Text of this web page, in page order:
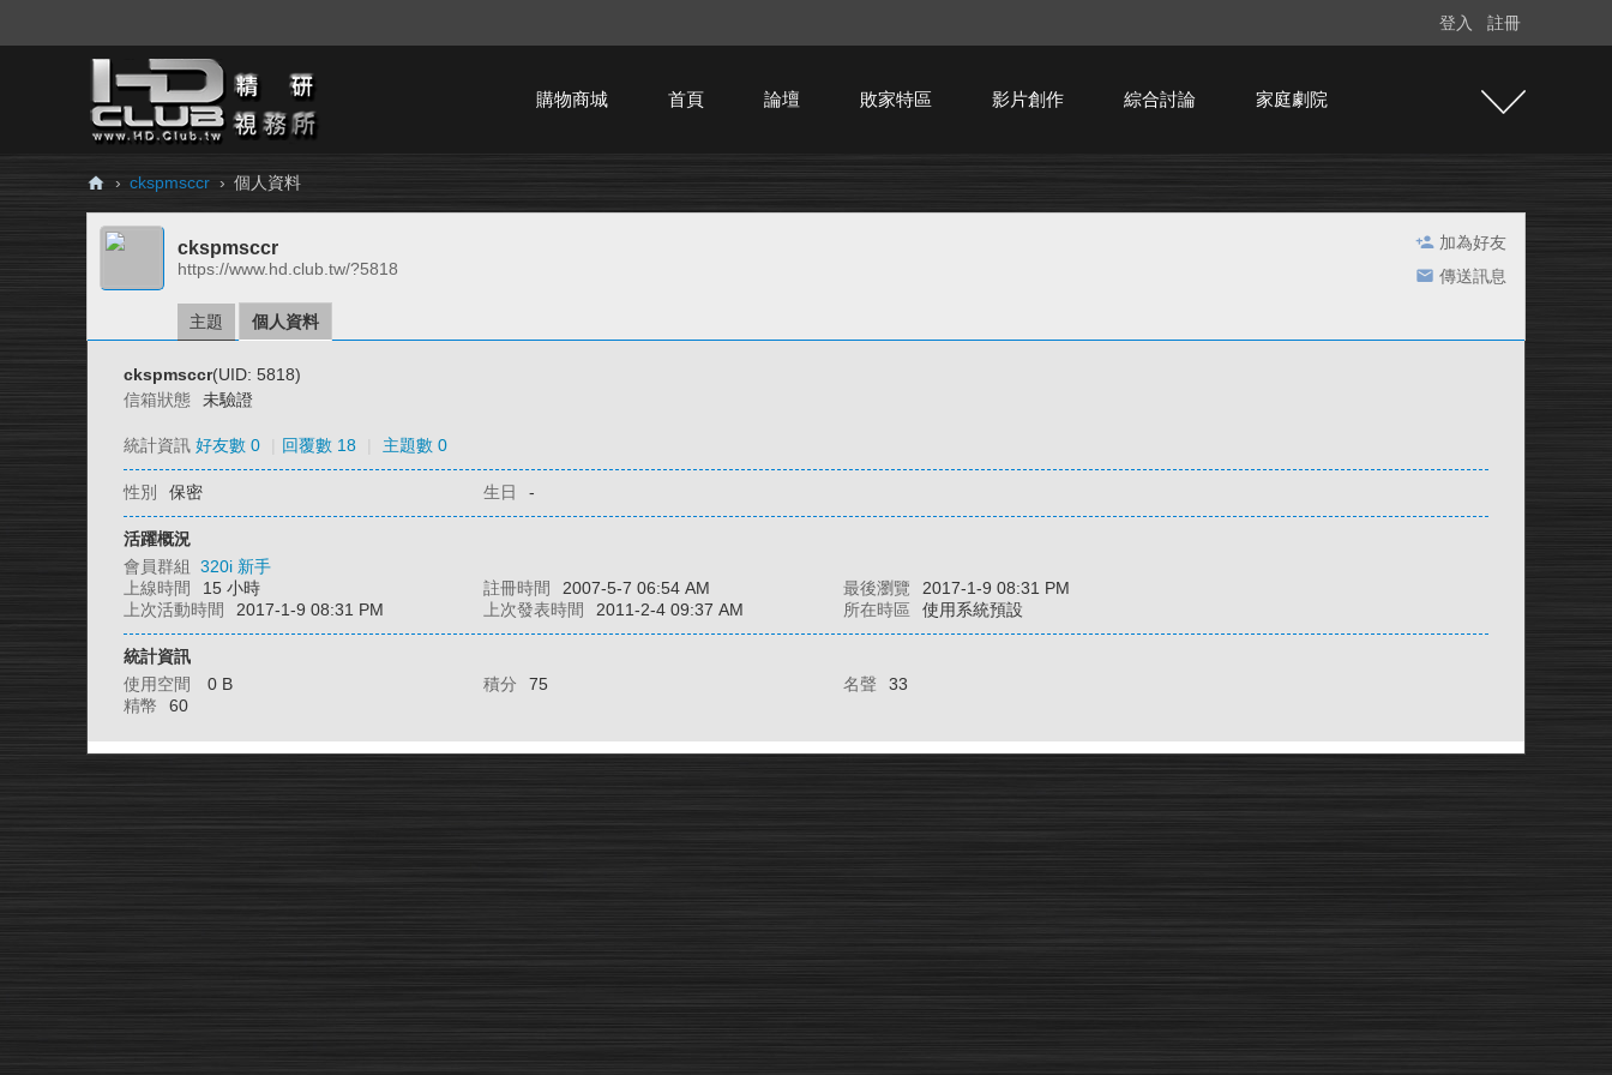
登入 註冊
購物商城 首頁 論壇 敗家特區 影片創作 綜合討論 家庭劇院
H
Cl
› ckspmsccr › 個人資料
加為好友
傳送訊息
ckspmsccr
https://www.hd.club.tw/?5818
主題 個人資料
ckspmsccr(UID: 5818)
信箱狀態
未驗證
統計資訊 好友數 0 回覆數 18 主題數 0
性別 保密 生日 -
活躍概況
會員群組 320i 新手
上線時間
15 小時 註冊時間 2007-5-7 06:54 AM 最後瀏覽
2017-1-9 08:31 PM
上次活動時間
2017-1-9 08:31 PM 上次發表時間 2011-2-4 09:37 AM 所在時區 使用系統預設
統計資訊
使用空間
0 B 積分 75 名聲
33
精幣
60